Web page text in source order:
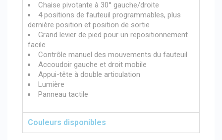
Chaise pivotante à 30° gauche/droite
4 positions de fauteuil programmables, plus
dernière position et position de sortie
Grand levier de pied pour un repositionnement
facile
Contrôle manuel des mouvements du fauteuil
Accoudoir gauche et droit mobile
Appui-tête à double articulation
Lumière
Panneau tactile
Couleurs disponibles